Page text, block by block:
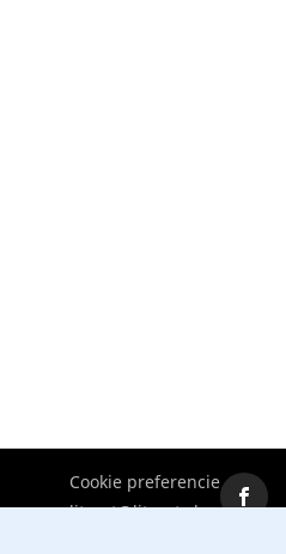
Cookie preferencie
literat@literat.sk